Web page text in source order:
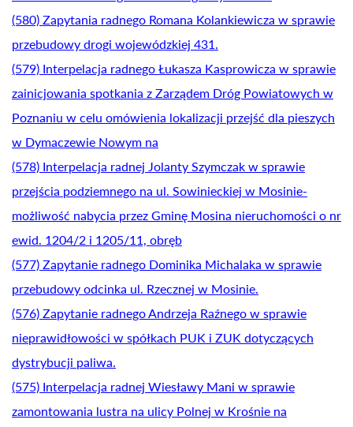
(580) Zapytania radnego Romana Kolankiewicza w sprawie
przebudowy drogi wojewódzkiej 431.
(579) Interpelacja radnego Łukasza Kasprowicza w sprawie
zainicjowania spotkania z Zarządem Dróg Powiatowych w
Poznaniu w celu omówienia lokalizacji przejść dla pieszych
w Dymaczewie Nowym na
(578) Interpelacja radnej Jolanty Szymczak w sprawie
przejścia podziemnego na ul. Sowinieckiej w Mosinie-
możliwość nabycia przez Gminę Mosina nieruchomości o nr
ewid. 1204/2 i 1205/11, obręb
(577) Zapytanie radnego Dominika Michalaka w sprawie
przebudowy odcinka ul. Rzecznej w Mosinie.
(576) Zapytanie radnego Andrzeja Raźnego w sprawie
nieprawidłowości w spółkach PUK i ZUK dotyczących
dystrybucji paliwa.
(575) Interpelacja radnej Wiesławy Mani w sprawie
zamontowania lustra na ulicy Polnej w Krośnie na